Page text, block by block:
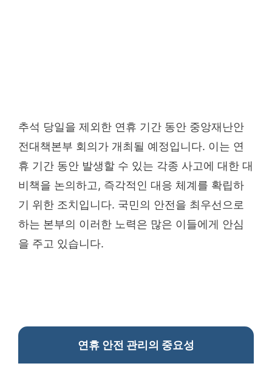
추석 당일을 제외한 연휴 기간 동안 중앙재난안
전대책본부 회의가 개최될 예정입니다. 이는 연
휴 기간 동안 발생할 수 있는 각종 사고에 대한 대
비책을 논의하고, 즉각적인 대응 체계를 확립하
기 위한 조치입니다. 국민의 안전을 최우선으로
하는 본부의 이러한 노력은 많은 이들에게 안심
을 주고 있습니다.
연휴 안전 관리의 중요성